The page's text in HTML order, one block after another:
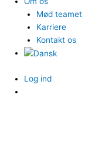
Mød teamet
Karriere
Kontakt os
Log ind